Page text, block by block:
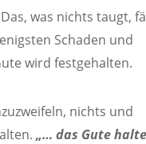
was nichts taugt,
Schaden und
wird festgehalten.
nichts und
„… das Gute